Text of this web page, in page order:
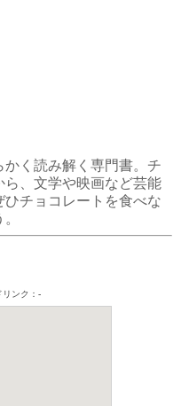
く読み解く専門書。チ
ら、文学や映画など芸能
チョコレートを食べな